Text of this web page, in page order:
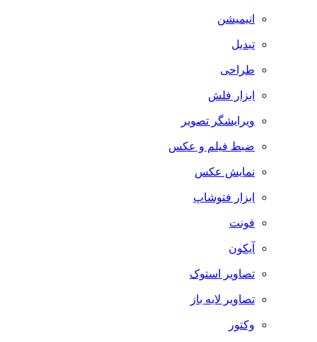
انیمیشن
تبدیل
طراحی
ابزار فلش
ویرایشگر تصویر
ضبط فيلم و عكس
نمایش عکس
ابزار فتوشاپ
فونت
آیکون
تصاویر استوک
تصاویر لایه باز
وکتور